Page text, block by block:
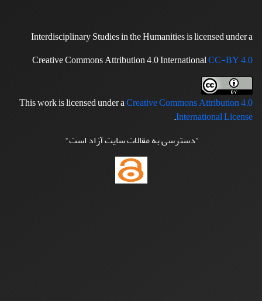
Interdisciplinary Studies in the Humanities is licensed under a
Creative Commons Attribution 4.0 InternationalCC-BY 4.0
This work is licensed under aCreative Commons Attribution 4.0
International License
.
"دسترسی به مقالات سایت آزاد است"